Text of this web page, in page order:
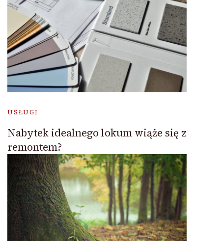
USŁUGI
Nabytek idealnego lokum wiąże się z
remontem?